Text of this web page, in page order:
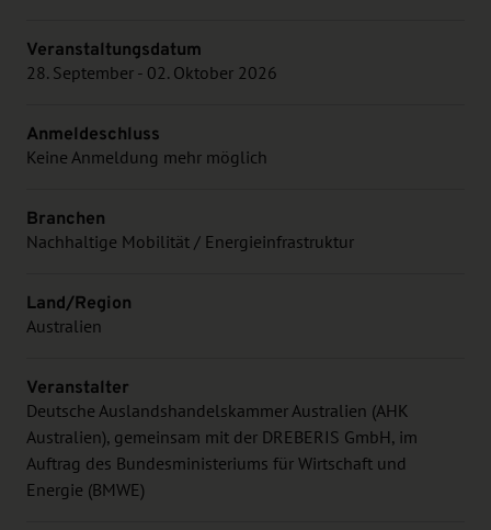
Veranstaltungsdatum
28. September - 02. Oktober 2026
Anmeldeschluss
Keine Anmeldung mehr möglich
Branchen
Nachhaltige Mobilität / Energieinfrastruktur
Land/Region
Australien
Veranstalter
Deutsche Auslandshandelskammer Australien (AHK
Australien), gemeinsam mit der DREBERIS GmbH, im
Auftrag des Bundesministeriums für Wirtschaft und
Energie (BMWE)